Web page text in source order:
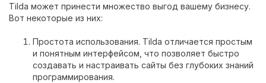
Tilda может принести множество выгод вашему бизнесу.
Вот некоторые из них:
Простота использования. Tilda отличается простым
и понятным интерфейсом, что позволяет быстро
создавать и настраивать сайты без глубоких знаний
программирования.